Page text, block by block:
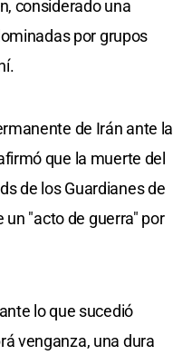
considerado una
por grupos
de Irán ante la
que la muerte del
de los Guardianes de
un "acto de guerra" por
lo que sucedió
venganza, una dura